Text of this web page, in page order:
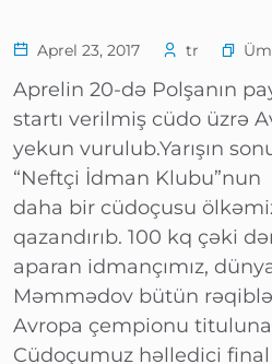
Aprel 23, 2017 tr
Aprelin 20-də Polşanın
startı verilmiş cüdo üzrə
yekun vurulub.Yarışın
“Neftçi İdman Klubu”nun
daha bir cüdoçusu
qazandırıb. 100 kq çəki
aparan idmançımız,
Məmmədov bütün
Avropa çempionu
Cüdoçumuz həlledici final